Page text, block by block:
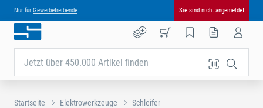
Nur für Gewerbetreibende Sie sind nicht angemeldet
Jetzt über 450.000 Artikel finden
Startseite Elektrowerkzeuge Schleifer